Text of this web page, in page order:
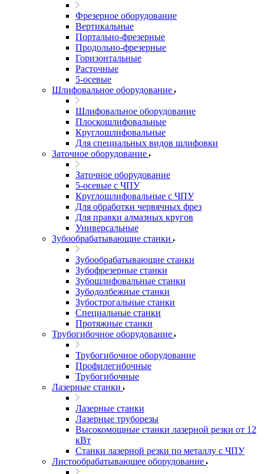
Фрезерное оборудование
Вертикальные
Портально-фрезерные
Продольно-фрезерные
Горизонтальные
Расточные
5-осевые
Шлифовальное оборудование
Шлифовальное оборудование
Плоскошлифовальные
Круглошлифовальные
Для специальных видов шлифовки
Заточное оборудование
Заточное оборудование
5-осевые с ЧПУ
Круглошлифовальные с ЧПУ
Для обработки червячных фрез
Для правки алмазных кругов
Универсальные
Зубообрабатывающие станки
Зубообрабатывающие станки
Зубофрезерные станки
Зубошлифовальные станки
Зубодолбежные станки
Зубострогальные станки
Специальные станки
Протяжные станки
Трубогибочное оборудование
Трубогибочное оборудование
Профилегибочные
Трубогибочные
Лазерные станки
Лазерные станки
Лазерные труборезы
Высокомощные станки лазерной резки от 12
кВт
Станки лазерной резки по металлу с ЧПУ
Листообрабатывающее оборудование